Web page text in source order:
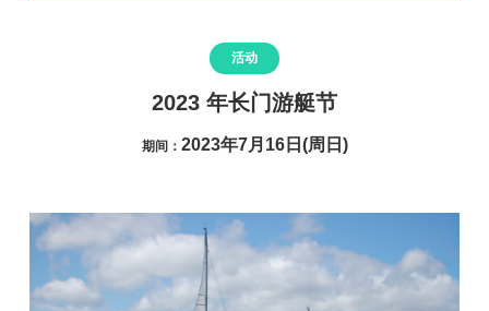
活动
2023 年长门游艇节
期间： 2023年7月16日(周日)